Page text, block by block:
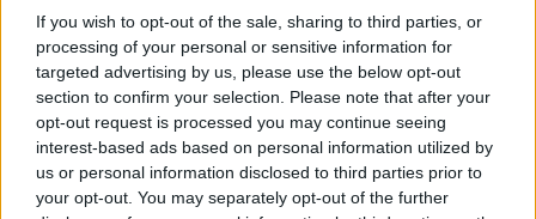
If you wish to opt-out of the sale, sharing to third parties, or
processing of your personal or sensitive information for
targeted advertising by us, please use the below opt-out
section to confirm your selection. Please note that after your
opt-out request is processed you may continue seeing
interest-based ads based on personal information utilized by
us or personal information disclosed to third parties prior to
your opt-out. You may separately opt-out of the further